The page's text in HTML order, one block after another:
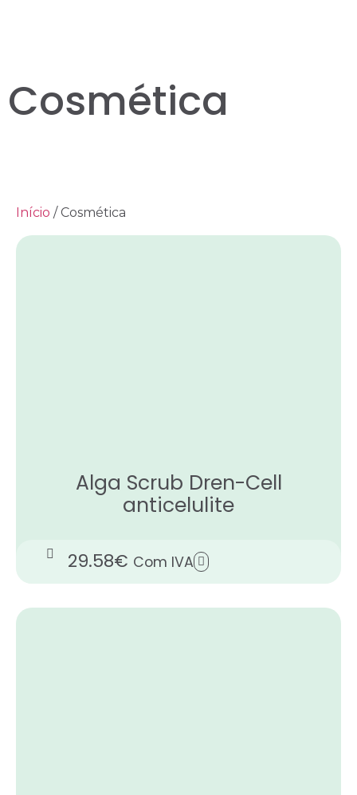
Cosmética
Início / Cosmética
Alga Scrub Dren-Cell
anticelulite
29.58€ Com IVA